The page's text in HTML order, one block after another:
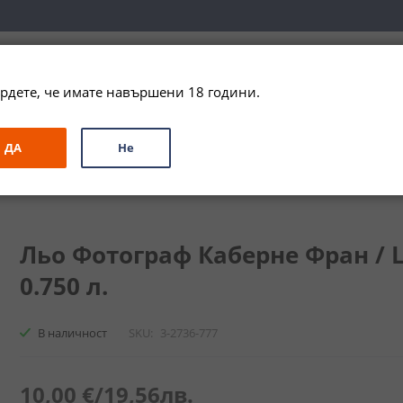
ЗА ПОДАРЪК ПРОМО СПЕЦИАЛНИ ПРЕДЛОЖЕНИЯ
Льо Фотограф Каберне Фран /
0.750 л.
В наличност SKU 3-2736-777
10,00 €/19,56лв.
че имате навършени 18 години.
ДА Не